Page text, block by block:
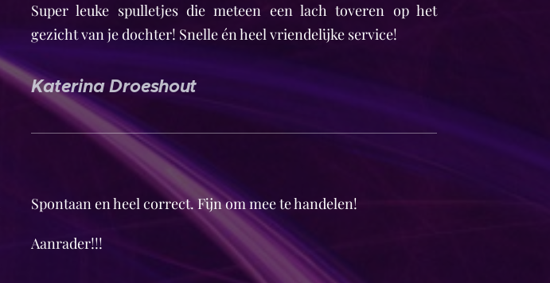
Super leuke spulletjes die meteen een lach toveren op het
gezicht van je dochter! Snelle én heel vriendelijke service!
Katerina Droeshout
Spontaan en heel correct. Fijn om mee te handelen!
Aanrader!!!